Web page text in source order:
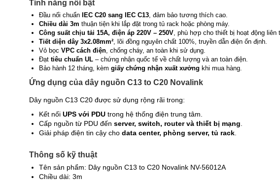
Tính năng nổi bật
Đầu nối chuẩn IEC C20 sang IEC C13, đảm bảo tương thích cao.
Chiều dài 3m thuận tiện khi lắp đặt trong tủ rack hoặc phòng máy.
Công suất chịu tải 15A, điện áp 220V – 250V, phù hợp cho thiết bị hoạt động liên
Tiết diện dây 3x2.08mm², lõi đồng nguyên chất 100%, truyền dẫn điện ổn định.
Vỏ bọc VPC cách điện, chống cháy, an toàn khi sử dụng.
Đạt tiêu chuẩn UL – chứng nhận quốc tế về chất lượng và an toàn điện.
Bảo hành 12 tháng, kèm giấy chứng nhận xuất xưởng khi mua hàng.
Ứng dụng của dây nguồn C13 to C20 Novalink
Dây nguồn C13 C20 được sử dụng rộng rãi trong:
Kết nối UPS với PDU trong hệ thống điện trung tâm.
Cấp nguồn từ PDU đến server, switch, router và thiết bị mạng
Giải pháp điện tin cậy cho data center, phòng server, tủ rack
Thông số kỹ thuật
Tên sản phẩm: Dây nguồn C13 to C20 Novalink NV-56012A
Chiều dài: 3m